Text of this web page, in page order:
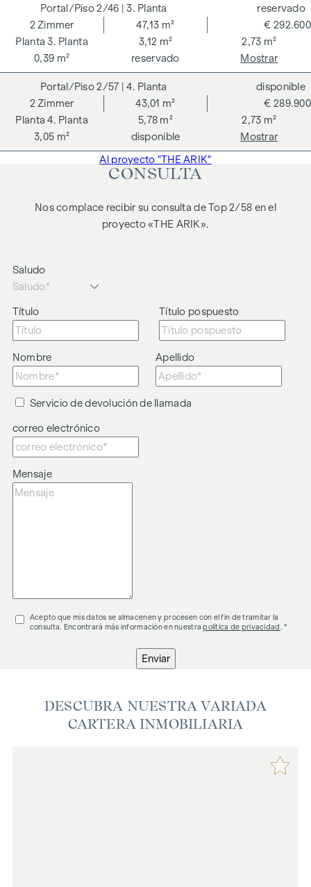
Advertimos que existe una estrecha relación familiar o
económica entre el agente y el tercero a intermediar.
El agente actúa como doble intermediario.
2/46 | 3. Planta
3. Planta
2 Zimmer
47,13 m²
3,12 m²
2,73 m²
0,39 m²
€ 292.600
reservado
reservado
Mostrar
2/57 | 4. Planta
4. Planta
2 Zimmer
43,01 m²
5,78 m²
2,73 m²
3,05 m²
€ 289.900
disponible
disponible
Mostrar
Al proyecto "THE ARIK"
CONSULTA
Nos complace recibir su consulta de Top 2/58 en el
proyecto «THE ARIK».
Saludo
Título Título pospuesto
Nombre Apellido
Servicio de devolución de llamada
correo electrónico
Mensaje
Acepto que mis datos se almacenen y procesen con el fin de tramitar la
consulta. Encontrará más información en nuestrapolítica de privacidad . *
Enviar
DESCUBRA NUESTRA VARIADA
CARTERA INMOBILIARIA